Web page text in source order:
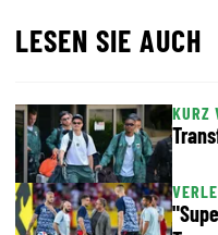
LESEN SIE AUCH
KURZ